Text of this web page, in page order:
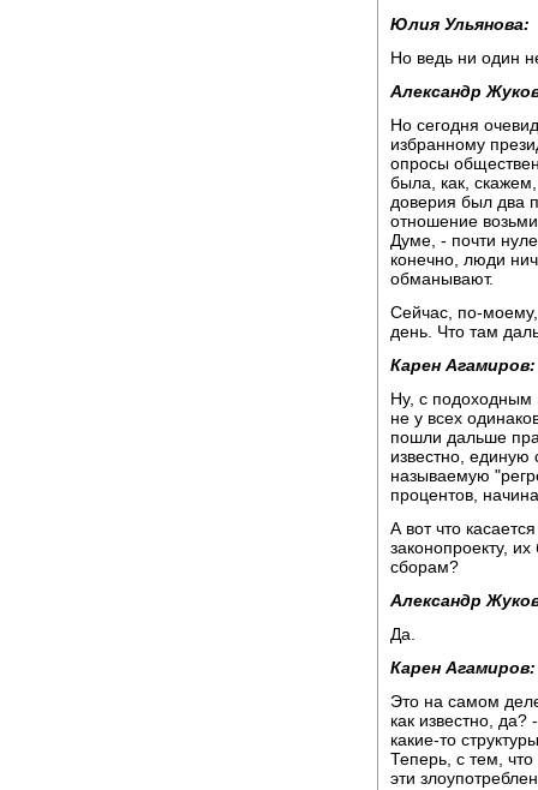
Юлия Ульянова:
Но ведь ни один
Александр
Но сегодня
избранному
опросы
была, как, скажем,
доверия был два
отношение
Думе, - почти
конечно, люди
обманывают.
Сейчас, по-моему,
день. Что там
Карен Агамиров:
Ну, с подоходным
не у всех
пошли дальше
известно, единую
называемую
процентов,
А вот что
законопроекту,
сборам?
Александр
Да.
Карен Агамиров:
Это на самом
как известно,
какие-то
Теперь, с тем,
эти